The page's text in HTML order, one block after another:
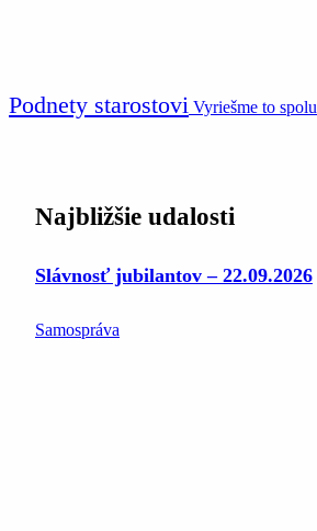
Podnety starostovi Vyriešme to spolu
Najbližšie udalosti
Slávnosť jubilantov – 22.09.2026
Samospráva